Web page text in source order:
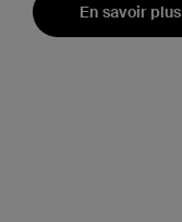
En savoir plus